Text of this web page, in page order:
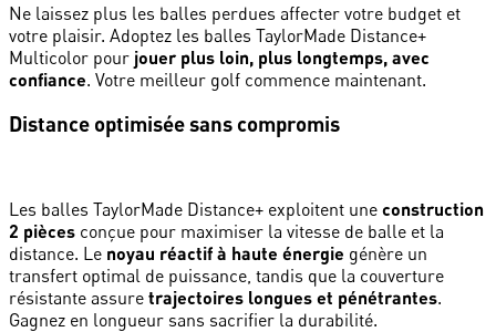
Ne laissez plus les balles perdues affecter votre budget et
votre plaisir. Adoptez les balles TaylorMade Distance+
Multicolor pour jouer plus loin, plus longtemps, avec
confiance. Votre meilleur golf commence maintenant.
Distance optimisée sans compromis
Les balles TaylorMade Distance+ exploitent une construction
2 pièces conçue pour maximiser la vitesse de balle et la
distance. Le noyau réactif à haute énergie génère un
transfert optimal de puissance, tandis que la couverture
résistante assure trajectoires longues et pénétrantes.
Gagnez en longueur sans sacrifier la durabilité.